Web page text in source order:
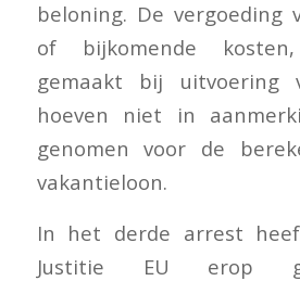
beloning. De vergoeding
of bijkomende
gemaakt bij uitvoering
hoeven niet in
genomen voor de
vakantieloon.
In het derde arrest
Justitie EU erop